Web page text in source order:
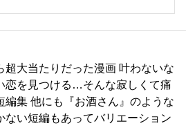
超大当たりだった漫画 叶わないな
恋を見つける…そんな寂しくて痛
編集 他にも『お酒さん』のような
ない短編もあってバリエーション